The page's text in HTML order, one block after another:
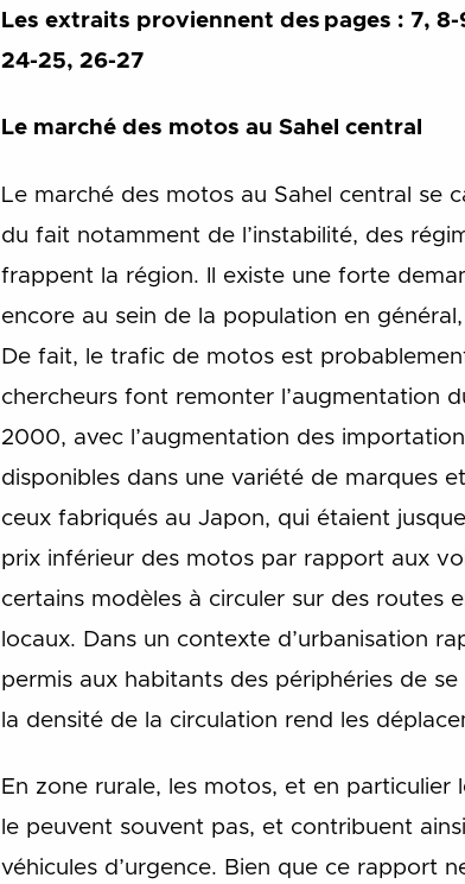
Les extraits proviennent des ​pages : 7, 8-
24-25, 26-27
Le marché des motos au Sahel central
Le marché des motos au Sahel central se
du fait notamment de l’instabilité, des
frappent la région. Il existe une forte
encore au sein de la population en
De fait, le trafic de motos est
chercheurs font remonter l’augmentation
2000, avec l’augmentation des
disponibles dans une variété de marques
ceux fabriqués au Japon, qui étaient
prix inférieur des motos par rapport aux
certains modèles à circuler sur des routes
locaux. Dans un contexte d’urbanisation
permis aux habitants des périphéries de
la densité de la circulation rend les
En zone rurale, les motos, et en
le peuvent souvent pas, et contribuent
véhicules d’urgence. Bien que ce rapport